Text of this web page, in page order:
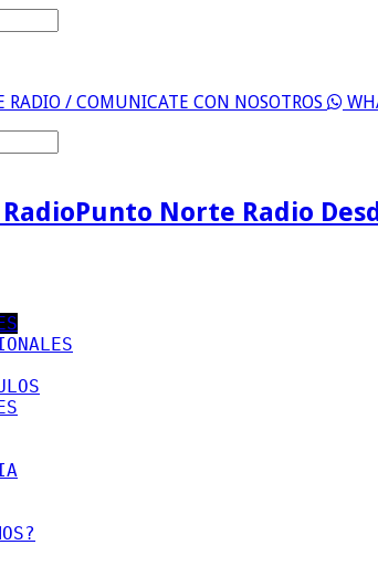
RADIO / COMUNICATE CON NOSOTROS
Punto Norte Radio